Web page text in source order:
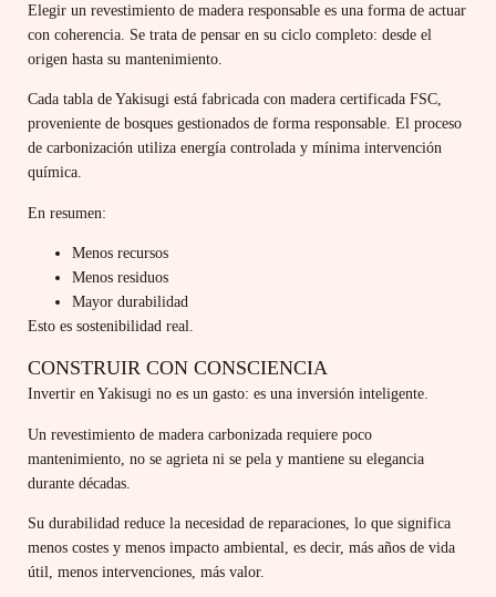
Elegir un revestimiento de madera responsable es una forma de actuar
con coherencia. Se trata de pensar en su ciclo completo: desde el
origen hasta su mantenimiento.
Cada tabla de Yakisugi está fabricada con madera certificada FSC,
proveniente de bosques gestionados de forma responsable. El proceso
de carbonización utiliza energía controlada y mínima intervención
química.
En resumen:
Menos recursos
Menos residuos
Mayor durabilidad
Esto es sostenibilidad real.
CONSTRUIR CON CONSCIENCIA
Invertir en Yakisugi no es un gasto: es una inversión inteligente.
Un revestimiento de madera carbonizada requiere poco
mantenimiento, no se agrieta ni se pela y mantiene su elegancia
durante décadas.
Su durabilidad reduce la necesidad de reparaciones, lo que significa
menos costes y menos impacto ambiental, es decir, más años de vida
útil, menos intervenciones, más valor.